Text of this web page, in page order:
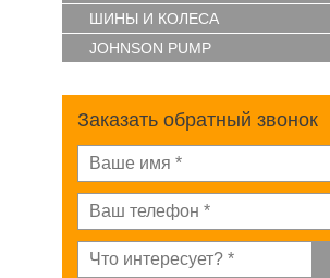
ШИНЫ И КОЛЕСА
JOHNSON PUMP
Заказать обратный звонок